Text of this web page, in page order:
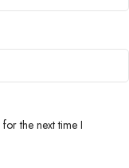
the next time I